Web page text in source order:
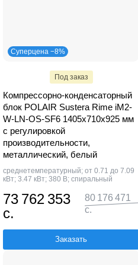
Суперцена −8%
Под заказ
Компрессорно-конденсаторный
блок POLAIR Sustera Rime iM2-
W-LN-OS-SF6 1405x710x925 мм
с регулировкой
производительности,
металлический, белый
среднетемпературный; от 0.71 до 7.09
кВт; 3.47 кВт; 380 В; спиральный
73 762 353
с.
80 176 471
с.
Заказать